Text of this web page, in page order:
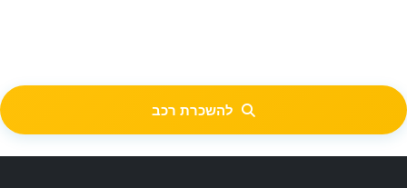
להשכרת רכב